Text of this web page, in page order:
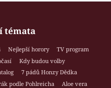
témata
Nejlepší horory
TV program
Kdy budou volby
7 pádů Honzy Dědka
podle Pohlreicha
Aloe vera